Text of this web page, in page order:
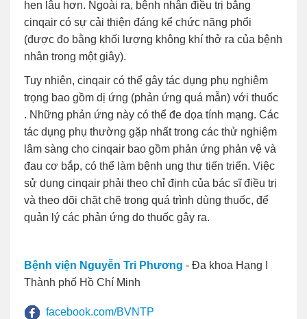
hen lâu hơn. Ngoài ra, bệnh nhân điều trị bằng
cinqair có sự cải thiện đáng kể chức năng phổi
(được đo bằng khối lượng không khí thở ra của bệnh
nhân trong một giây).
Tuy nhiên, cinqair có thể gây tác dụng phụ nghiêm
trọng bao gồm dị ứng (phản ứng quá mẫn) với thuốc ​​
. Những phản ứng này có thể đe dọa tính mạng. Các
tác dụng phụ thường gặp nhất trong các thử nghiệm
lâm sàng cho cinqair bao gồm phản ứng phản vệ và
đau cơ bắp, có thể làm bệnh ung thư tiến triển. Việc
sử dụng cinqair phải theo chỉ định của bác sĩ điều trị
và theo dõi chặt chẽ trong quá trình dùng thuốc, để
quản lý các phản ứng do thuốc gây ra.
Bệnh viện Nguyễn Tri Phương - Đa khoa Hạng I
Thành phố Hồ Chí Minh
facebook.com/BVNTP